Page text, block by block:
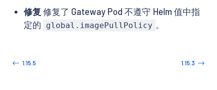
修复 修复了 Gateway Pod 不遵守 Helm 值中指
定的
global.imagePullPolicy 。
1.15.5 1.15.3